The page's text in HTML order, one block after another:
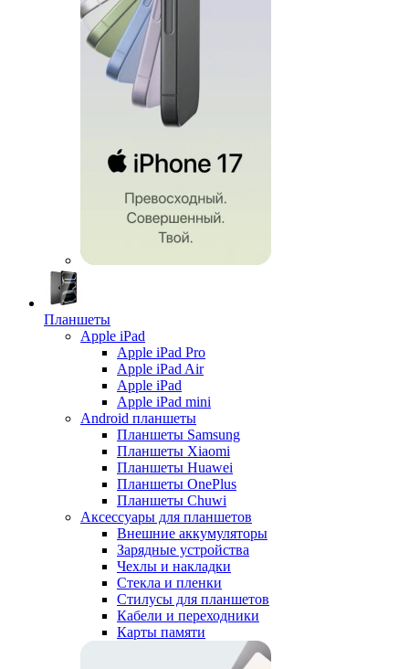
Планшеты
Apple iPad
Apple iPad Pro
Apple iPad Air
Apple iPad
Apple iPad mini
Android планшеты
Планшеты Samsung
Планшеты Xiaomi
Планшеты Huawei
Планшеты OnePlus
Планшеты Chuwi
Аксессуары для планшетов
Внешние аккумуляторы
Зарядные устройства
Чехлы и накладки
Стекла и пленки
Стилусы для планшетов
Кабели и переходники
Карты памяти